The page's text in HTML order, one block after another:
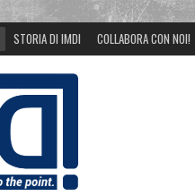
STORIA DI IMDI COLLABORA CON NOI!